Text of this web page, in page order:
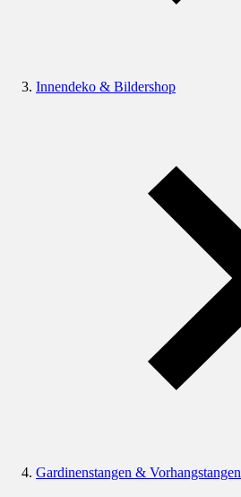
Innendeko & Bildershop
Gardinenstangen & Vorhangstangen